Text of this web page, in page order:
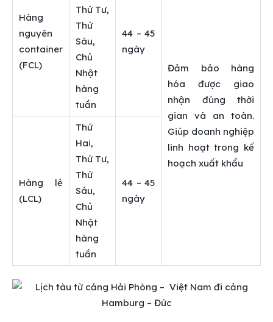
Hàng
nguyên
container
(FCL)
Thứ Tư,
Thứ
Sáu,
Chủ
Nhật
hàng
tuần
44 – 45
ngày
Đảm bảo hàng
hóa được giao
nhận đúng thời
gian và an toàn.
Giúp doanh nghiệp
linh hoạt trong kế
hoạch xuất khẩu
Hàng lẻ
(LCL)
Thứ
Hai,
Thứ Tư,
Thứ
Sáu,
Chủ
Nhật
hàng
tuần
44 – 45
ngày